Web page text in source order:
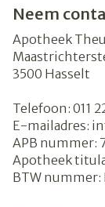
Neem
Apotheek
3500 Hasselt
Telefoon: 011
E-mailadres:
APB nummer:
Apotheek
BTW nummer: